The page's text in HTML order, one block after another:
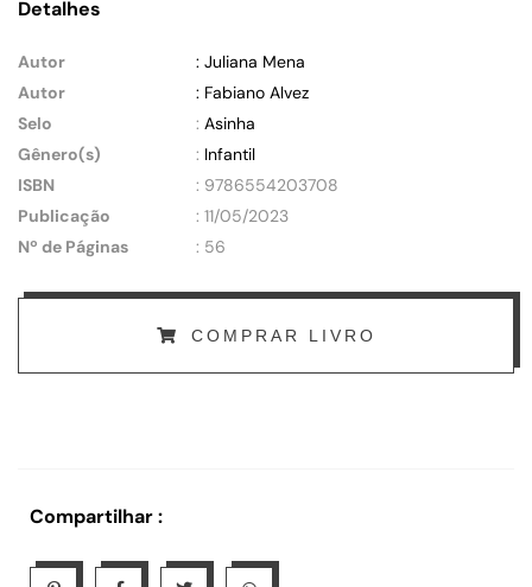
Detalhes
Autor
: Juliana Mena
Autor
: Fabiano Alvez
Selo
: Asinha
Gênero(s)
: Infantil
ISBN
: 9786554203708
Publicação
: 11/05/2023
Nº de Páginas
: 56
COMPRAR LIVRO
Compartilhar :